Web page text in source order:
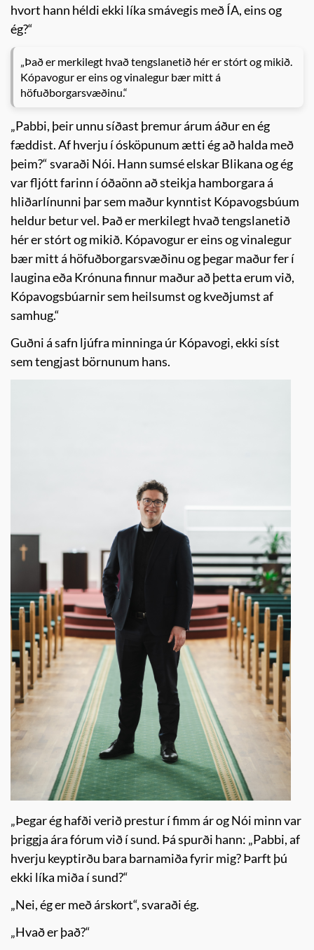
hvort hann héldi ekki líka smávegis með ÍA, eins og
ég?“
„Það er merkilegt hvað tengslanetið hér er stórt og mikið.
Kópavogur er eins og vinalegur bær mitt á
höfuðborgarsvæðinu.“
„Pabbi, þeir unnu síðast þremur árum áður en ég
fæddist. Af hverju í ósköpunum ætti ég að halda með
þeim?“ svaraði Nói. Hann sumsé elskar Blikana og ég
var fljótt farinn í óðaönn að steikja hamborgara á
hliðarlínunni þar sem maður kynntist Kópavogsbúum
heldur betur vel. Það er merkilegt hvað tengslanetið
hér er stórt og mikið. Kópavogur er eins og vinalegur
bær mitt á höfuðborgarsvæðinu og þegar maður fer í
laugina eða Krónuna finnur maður að þetta erum við,
Kópavogsbúarnir sem heilsumst og kveðjumst af
samhug.“
Guðni á safn ljúfra minninga úr Kópavogi, ekki síst
sem tengjast börnunum hans.
„Þegar ég hafði verið prestur í fimm ár og Nói minn var
þriggja ára fórum við í sund. Þá spurði hann: „Pabbi, af
hverju keyptirðu bara barnamiða fyrir mig? Þarft þú
ekki líka miða í sund?“
„Nei, ég er með árskort“, svaraði ég.
„Hvað er það?“